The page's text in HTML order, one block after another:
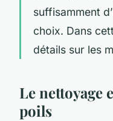
suffisamment
choix. Dans
détails sur les
Le nettoyage
poils